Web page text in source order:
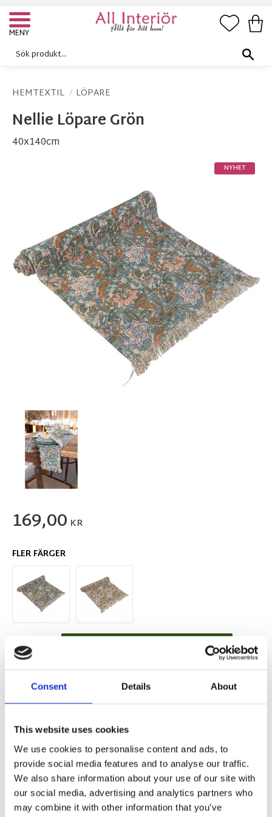
Consent Details About
This website uses cookies
We use cookies to personalise content and ads, to
provide social media features and to analyse our traffic.
We also share information about your use of our site with
our social media, advertising and analytics partners who
may combine it with other information that you’ve
Meny
HEMTEXTIL LÖPARE
Nellie Löpare Grön
40x140cm
NYHET
169,00 KR
FLER FÄRGER
Lägg
Lagerstatus 2 st i lager Artikelnr
Tillverkare
Fondaco
Fri frakt över 995kr
Enkel betalning med Klarna
BESKRIVNING